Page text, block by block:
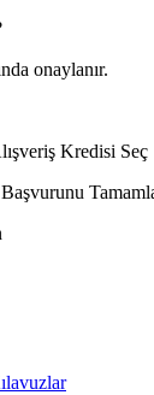
onaylanır.
Kredisi Seç